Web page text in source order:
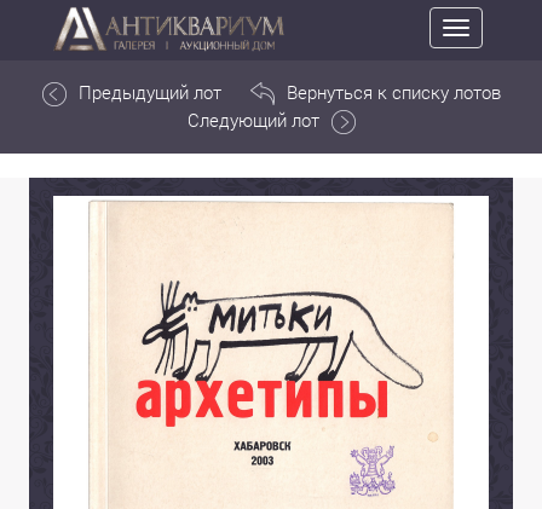
Toggle
navigation
Предыдущий лот
Вернуться к списку лотов
Следующий лот